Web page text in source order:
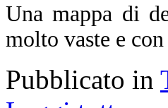
Una mappa di
molto vaste e
Pubblicato in